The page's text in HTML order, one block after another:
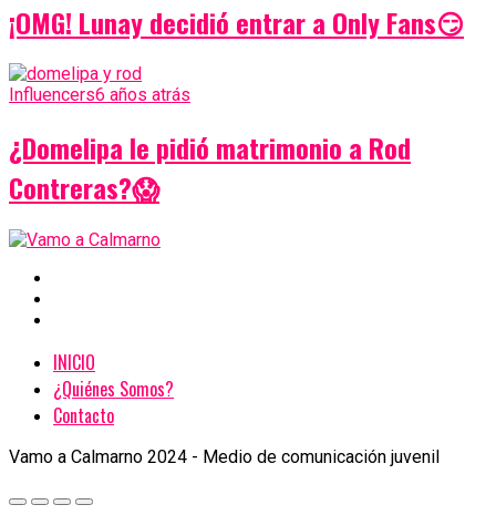
¡OMG! Lunay decidió entrar a Only Fans😏
Influencers6 años atrás
¿Domelipa le pidió matrimonio a Rod
Contreras?😱
INICIO
¿Quiénes Somos?
Contacto
Vamo a Calmarno 2024 - Medio de comunicación juvenil